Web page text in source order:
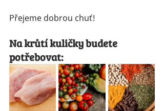
Přejeme dobrou chuť!
Na krůtí kuličky budete
potřebovat: